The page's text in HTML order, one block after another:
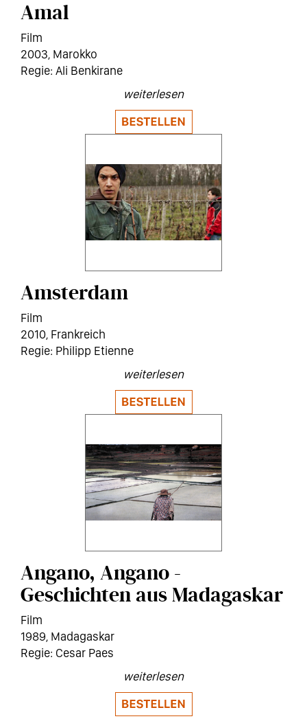
Amal
Film
2003 Marokko
Ali Benkirane
weiterlesen
Amsterdam
Film
2010 Frankreich
Philipp Etienne
weiterlesen
Angano, Angano -
Geschichten aus Madagaskar
Film
1989 Madagaskar
Cesar Paes
weiterlesen